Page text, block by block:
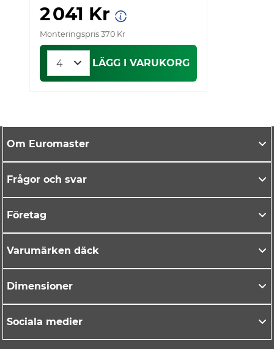
2 041 Kr
Monteringspris 370 Kr
LÄGG I VARUKORG
Om Euromaster
Frågor och svar
Företag
Varumärken däck
Dimensioner
Sociala medier